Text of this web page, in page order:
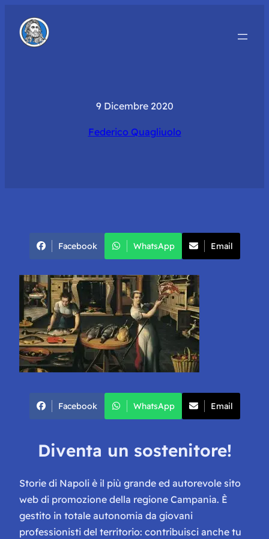
9 Dicembre 2020
Federico Quagliuolo
Facebook WhatsApp Email
Facebook WhatsApp Email
Diventa un sostenitore!
Storie di Napoli è il più grande ed autorevole sito
web di promozione della regione Campania. È
gestito in totale autonomia da giovani
professionisti del territorio: contribuisci anche tu